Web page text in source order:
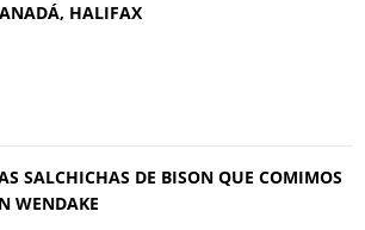
HALIFAX
SALCHICHAS DE BISON QUE COMIMOS
WENDAKE